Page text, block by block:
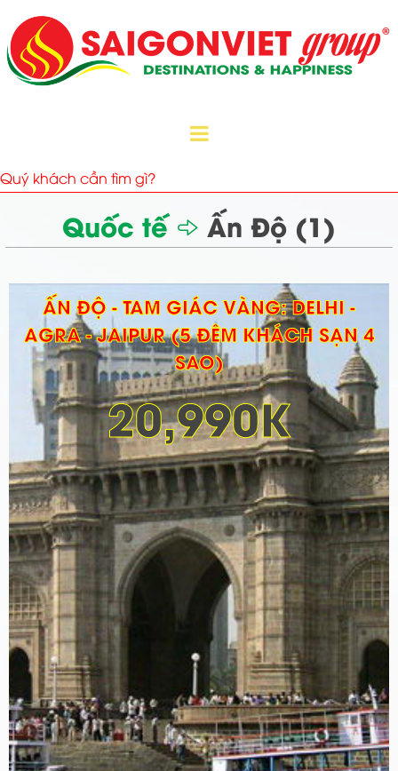
Quốc tế Ấn Độ (1)
ẤN ĐỘ - TAM GIÁC VÀNG: DELHI -
AGRA - JAIPUR (5 ĐÊM KHÁCH SẠN 4
SAO)
20,990K